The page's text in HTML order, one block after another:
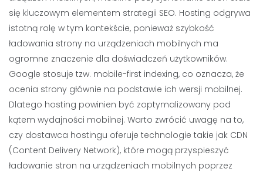
się kluczowym elementem strategii SEO. Hosting odgrywa
istotną rolę w tym kontekście, ponieważ szybkość
ładowania strony na urządzeniach mobilnych ma
ogromne znaczenie dla doświadczeń użytkowników.
Google stosuje tzw. mobile-first indexing, co oznacza, że
ocenia strony głównie na podstawie ich wersji mobilnej.
Dlatego hosting powinien być zoptymalizowany pod
kątem wydajności mobilnej. Warto zwrócić uwagę na to,
czy dostawca hostingu oferuje technologie takie jak CDN
(Content Delivery Network), które mogą przyspieszyć
ładowanie stron na urządzeniach mobilnych poprzez